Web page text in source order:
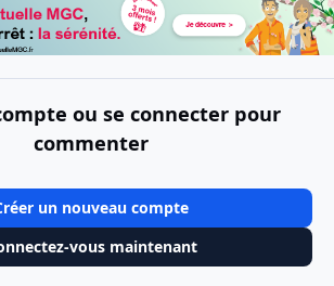
ou se connecter pour
commenter
un nouveau compte
vous maintenant